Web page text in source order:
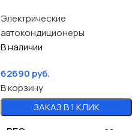
Электрические
автокондиционеры
В наличии
62690 руб.
В корзину
ЗАКАЗ В 1 КЛИК